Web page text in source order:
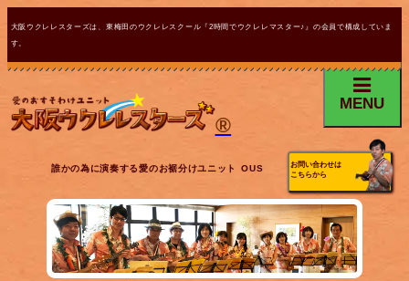
大阪ウクレレスターズは、東梅田のウクレレスクール『2時間でウクレレマスター♪』の会員で構成していま
す。
®
MENU
誰かの為に演奏する愛のお裾分けユニット OUS
お問い合わせは
こちらから